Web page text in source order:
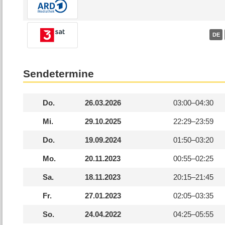
DE
Sendetermine
Do. 26.03.2026 03:00–04:30
Mi. 29.10.2025 22:29–23:59
Do. 19.09.2024 01:50–03:20
Mo. 20.11.2023 00:55–02:25
Sa. 18.11.2023 20:15–21:45
Fr. 27.01.2023 02:05–03:35
So. 24.04.2022 04:25–05:55